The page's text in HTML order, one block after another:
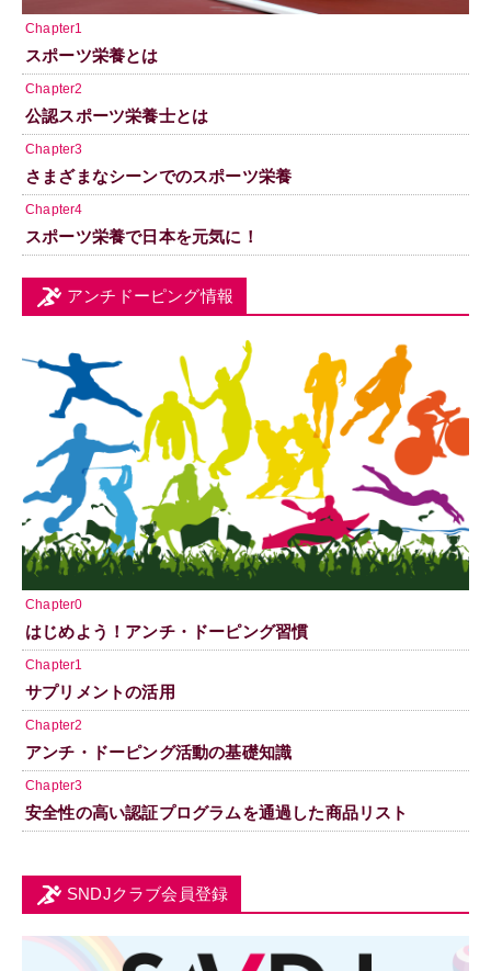
Chapter1
スポーツ栄養とは
Chapter2
公認スポーツ栄養士とは
Chapter3
さまざまなシーンでのスポーツ栄養
Chapter4
スポーツ栄養で日本を元気に！
アンチドーピング情報
Chapter0
はじめよう！アンチ・ドーピング習慣
Chapter1
サプリメントの活用
Chapter2
アンチ・ドーピング活動の基礎知識
Chapter3
安全性の高い認証プログラムを通過した商品リスト
SNDJクラブ会員登録